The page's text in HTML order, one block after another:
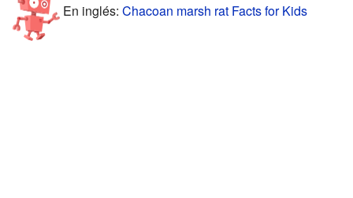
En inglés: Chacoan marsh rat Facts for Kids